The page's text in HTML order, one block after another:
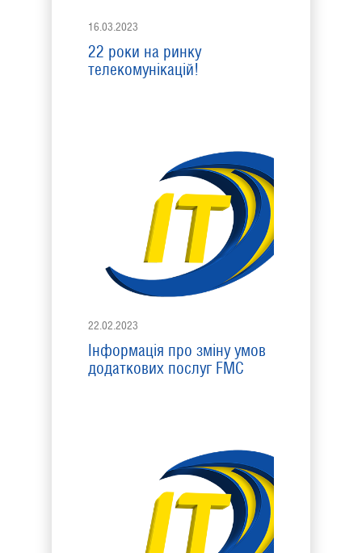
16.03.2023
22 роки на ринку
телекомунікацій!
22.02.2023
Інформація про зміну умов
додаткових послуг FMC